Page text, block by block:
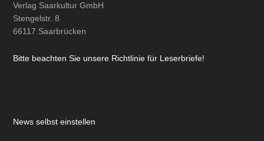
Verlag Saarkultur GmbH
Stengelstr. 8
66117 Saarbrücken
Bitte beachten Sie unsere Richtlinie für Leserbriefe!
News selbst einstellen